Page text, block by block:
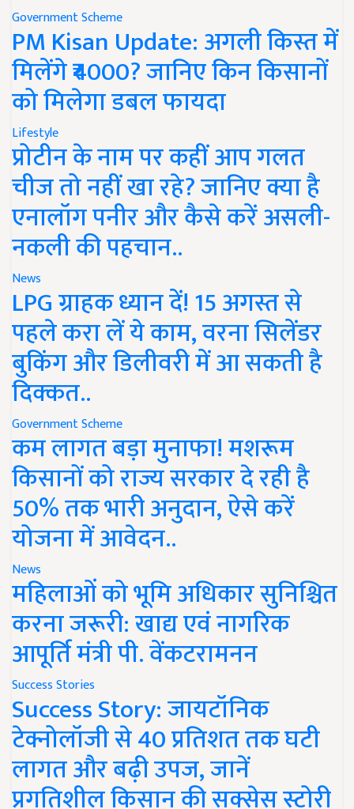
Government Scheme
PM Kisan Update: अगली किस्त में
मिलेंगे ₹4000? जानिए किन किसानों
को मिलेगा डबल फायदा
Lifestyle
प्रोटीन के नाम पर कहीं आप गलत
चीज तो नहीं खा रहे? जानिए क्या है
एनालॉग पनीर और कैसे करें असली-
नकली की पहचान..
News
LPG ग्राहक ध्यान दें! 15 अगस्त से
पहले करा लें ये काम, वरना सिलेंडर
बुकिंग और डिलीवरी में आ सकती है
दिक्कत..
Government Scheme
कम लागत बड़ा मुनाफा! मशरूम
किसानों को राज्य सरकार दे रही है
50% तक भारी अनुदान, ऐसे करें
योजना में आवेदन..
News
महिलाओं को भूमि अधिकार सुनिश्चित
करना जरूरी: खाद्य एवं नागरिक
आपूर्ति मंत्री पी. वेंकटरामनन
Success Stories
Success Story: जायटॉनिक
टेक्नोलॉजी से 40 प्रतिशत तक घटी
लागत और बढ़ी उपज, जानें
प्रगतिशील किसान की सक्सेस स्टोरी